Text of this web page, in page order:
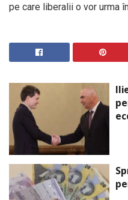
pe care liberalii o vor urma